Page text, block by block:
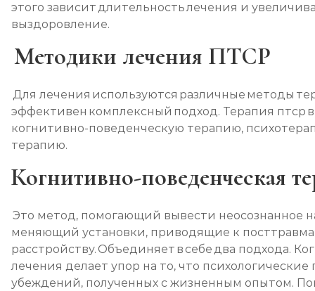
этого зависит длительность лечения и
выздоровление.
Методики лечения ПТСР
Для лечения используются различные методы
эффективен комплексный подход. Терапия птср
когнитивно-поведенческую терапию,
терапию.
Когнитивно-поведенческая
Это метод, помогающий вывести неосознанное
меняющий установки, приводящие к
расстройству. Объединяет в себе два подхода.
лечения делает упор на то, что
убеждений, полученных с жизненным опытом.